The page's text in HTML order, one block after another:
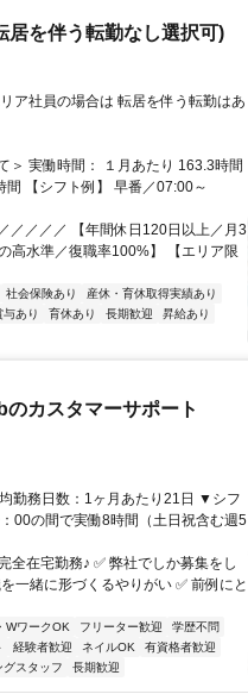
居を伴う転勤なし選択可)
転居を伴う転勤はあ
＞ 実働時間： １月あたり 163.3時間
【シフト例】 早番／07:00～
／／／／ 【年間休日120日以上／月3
高水準／復職率100%】 【エリア限
社会保険あり
産休・育休取得実績あり
与あり 育休あり 長期歓迎
昇給あり
カスタマーサポート
勤務日数：1ヶ月あたり21日 ▼シフ
00の間で実働8時間（土日祝含む週5
在宅勤務♪ ✅ 弊社でしか募集をし
一緒に形づくるやりがい ✅ 前例にと
WワークOK フリーター歓迎
学歴不問
経験者歓迎 ネイルOK
有資格者歓迎
グスタッフ 長期歓迎